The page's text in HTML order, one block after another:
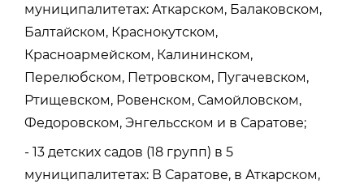
муниципалитетах: Аткарском, Балаковском,
Балтайском, Краснокутском,
Красноармейском, Калининском,
Перелюбском, Петровском, Пугачевском,
Ртищевском, Ровенском, Самойловском,
Федоровском, Энгельсском и в Саратове;
- 13 детских садов (18 групп) в 5
муниципалитетах: В Саратове, в Аткарском,